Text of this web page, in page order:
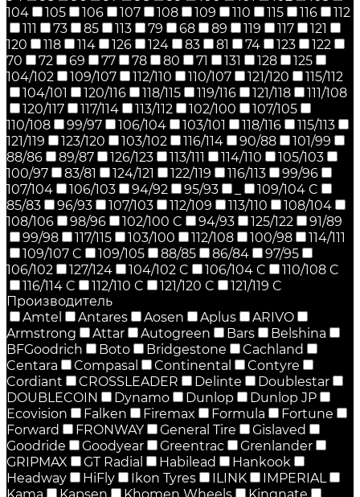
104
105 106 107 108 109 110 115 116
112
111
73 85 113 79 68 89 119 117
121
120
118 114 126 124 83 81 74 123
122
70
72 69 77 78 80 71 131 128
125
104/102
109/107 112/110 110/107 121/120
115/112
104/101
120/116 118/115 119/116 121/118
111/108
120/117
117/114 113/112 102/100
107/105
110/108
99/97 106/104 103/101 118/116
115/113
121/119
123/120 103/102 116/114 90/88
101/99
88/86
89/87 126/123 113/111 114/110
105/103
100/97
83/81 124/121 122/119 116/113
99/96
107/104
106/103 94/92 95/93
109/104 C
85/83
96/93 107/103 112/109 113/110
108/104
108/106
98/96 102/100 C 94/93 125/122
91/89
99/98
117/115 103/100 112/108 100/98
114/111
109/107 C
109/105 88/85 86/84
97/95
106/102
127/124 104/102 C 106/104 C
110/108 C
116/114 C
112/110 C 121/120 C
121/119 C
Производитель
Amtel
Antares Aosen Aplus
ARIVO
Armstrong
Attar Autogreen Bars
Belshina
BFGoodrich
Boto Bridgestone
Cachland
Centara
Compasal Continental
Contyre
Cordiant
CROSSLEADER Delinte
Doublestar
DOUBLECOIN
Dynamo Dunlop
Dunlop JP
Ecovision
Falken Firemax Formula
Fortune
Forward
FRONWAY General Tire
Gislaved
Goodride
Goodyear Greentrac
Grenlander
GRIPMAX
GT Radial Habilead
Hankook
Headway
HiFly Ikon Tyres ILINK
IMPERIAL